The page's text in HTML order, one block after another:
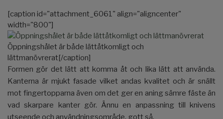
[caption id="attachment_6061" align="aligncenter"
width="800"]
Öppningshålet är både lättåtkomligt och
lättmanövrerat[/caption]
Formen gör det lätt att komma åt och lika lätt att använda.
Kanterna är mjukt fasade vilket andas kvalitet och är snällt
mot fingertopparna även om det ger en aning sämre fäste än
vad skarpare kanter gör. Ännu en anpassning till knivens
utseende och användningsområde, gott så.